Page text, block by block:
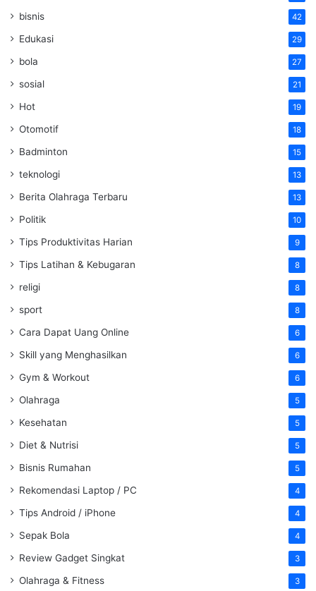
bisnis 42
Edukasi 29
bola 27
sosial 21
Hot 19
Otomotif 18
Badminton 15
teknologi 13
Berita Olahraga Terbaru 13
Politik 10
Tips Produktivitas Harian 9
Tips Latihan & Kebugaran 8
religi 8
sport 8
Cara Dapat Uang Online 6
Skill yang Menghasilkan 6
Gym & Workout 6
Olahraga 5
Kesehatan 5
Diet & Nutrisi 5
Bisnis Rumahan 5
Rekomendasi Laptop / PC 4
Tips Android / iPhone 4
Sepak Bola 4
Review Gadget Singkat 3
Olahraga & Fitness 3